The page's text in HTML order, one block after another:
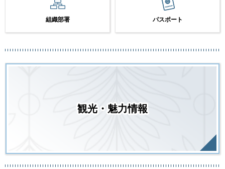
組織部署 パスポート
観光・魅力情報